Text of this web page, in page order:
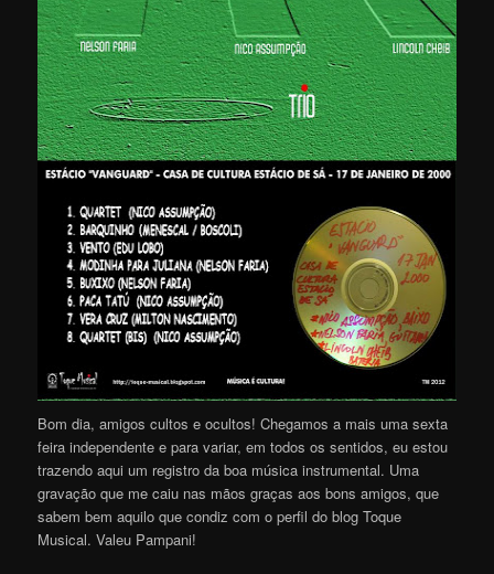
Bom dia, amigos cultos e ocultos! Chegamos a mais uma sexta
feira independente e para variar, em todos os sentidos, eu estou
trazendo aqui um registro da boa música instrumental. Uma
gravação que me caiu nas mãos graças aos bons amigos, que
sabem bem aquilo que condiz com o perfil do blog Toque
Musical. Valeu Pampani!